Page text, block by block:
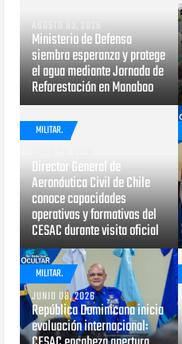
AGOSTO 03, 2026
Ministerio de Defensa
siembra esperanza y protege
el agua mediante Jornada de
Reforestación en Manabao
MILITAR.
Director General de
Aeronáutica Civil de Chile
conoce capacidades
operativas y formativas del
CESAC durante visita oficial
MILITAR.
JUNIO 08, 2026
República Dominicana inicia
evaluación internacional: